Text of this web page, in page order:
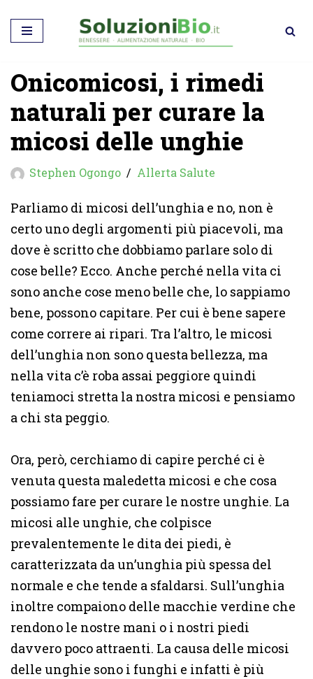
Vai
contenuto
Onicomicosi, i rimedi
naturali per curare la
micosi delle unghie
Stephen Ogongo Allerta Salute
Parliamo di micosi dell’unghia e no, non è
certo uno degli argomenti più piacevoli, ma
dove è scritto che dobbiamo parlare solo di
cose belle? Ecco. Anche perché nella vita ci
sono anche cose meno belle che, lo sappiamo
bene, possono capitare. Per cui è bene sapere
come correre ai ripari. Tra l’altro, le micosi
dell’unghia non sono questa bellezza, ma
nella vita c’è roba assai peggiore quindi
teniamoci stretta la nostra micosi e pensiamo
a chi sta peggio.
Ora, però, cerchiamo di capire perché ci è
venuta questa maledetta micosi e che cosa
possiamo fare per curare le nostre unghie. La
micosi alle unghie, che colpisce
prevalentemente le dita dei piedi, è
caratterizzata da un’unghia più spessa del
normale e che tende a sfaldarsi. Sull’unghia
inoltre compaiono delle macchie verdine che
rendono le nostre mani o i nostri piedi
davvero poco attraenti. La causa delle micosi
delle unghie sono i funghi e infatti è più